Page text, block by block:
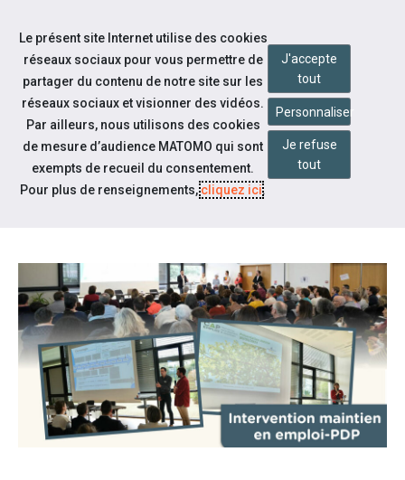
Aller au contenu
Notre actualité
JOURNÉE AUTOUR DU MAINTIEN
Le présent site Internet utilise des cookies
réseaux sociaux pour vous permettre de
partager du contenu de notre site sur les
réseaux sociaux et visionner des vidéos.
Par ailleurs, nous utilisons des cookies
de mesure d’audience MATOMO qui sont
exempts de recueil du consentement.
Pour plus de renseignements,cliquez ici.
J'accepte
tout
Personnaliser
Je refuse
tout